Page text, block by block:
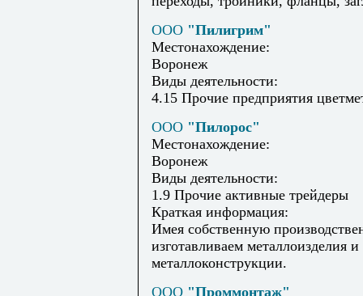
ООО "Пилигрим"
Местонахождение:
Воронеж
Виды деятельности:
4.15 Прочие предприятия
ООО "Пилорос"
Местонахождение:
Воронеж
Виды деятельности:
1.9 Прочие активные трейдеры
Краткая информация:
Имея собственную
изготавливаем металлоизделия и
металлоконструкции.
ООО "Проммонтаж"